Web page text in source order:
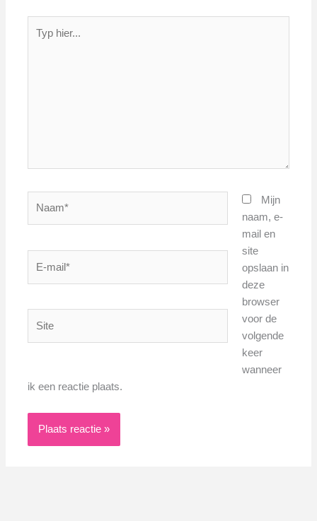
hier...
Mijn
naam, e-
mail en
site
opslaan in
deze
browser
voor de
volgende
keer
wanneer
ik een reactie plaats.